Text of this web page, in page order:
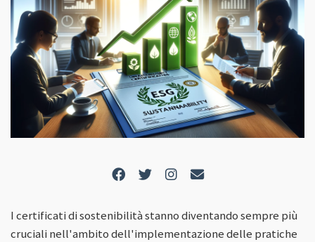
I certificati di sostenibilità stanno diventando sempre più
cruciali nell'ambito dell'implementazione delle pratiche